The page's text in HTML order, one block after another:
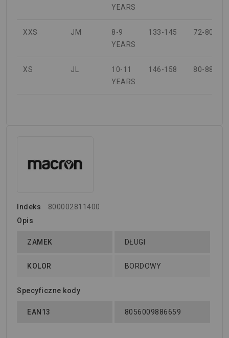
YEARS
XXS JM
8-9
YEARS
133-145 72-80
XS JL
10-11
YEARS
146-158 80-88
Indeks
800002811400
Opis
ZAMEK DŁUGI
KOLOR BORDOWY
Specyficzne kody
EAN13 8056009886659